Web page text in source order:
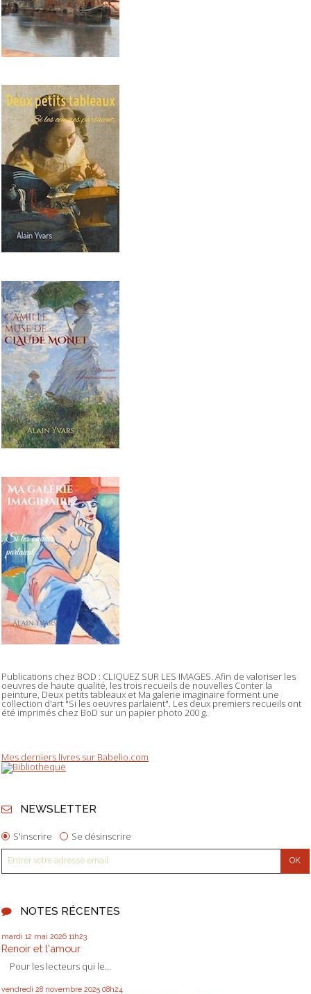
Publications chez BOD : CLIQUEZ SUR LES IMAGES. Afin de valoriser les
oeuvres de haute qualité, les trois recueils de nouvelles Conter la
peinture, Deux petits tableaux et Ma galerie imaginaire forment une
collection d'art "Si les oeuvres parlaient". Les deux premiers recueils ont
été imprimés chez BoD sur un papier photo 200 g.
Mes derniers livres sur Babelio.com
NEWSLETTER
S'inscrire Se désinscrire
NOTES RÉCENTES
mardi 12 mai 2026 11h23
Renoir et l'amour
Pour les lecteurs qui le...
vendredi 28 novembre 2025 08h24